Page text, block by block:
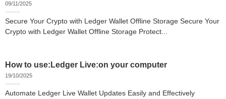
09/11/2025
Secure Your Crypto with Ledger Wallet Offline Storage Secure Your
Crypto with Ledger Wallet Offline Storage Protect...
How to use:Ledger Live:on your computer
19/10/2025
Automate Ledger Live Wallet Updates Easily and Effectively